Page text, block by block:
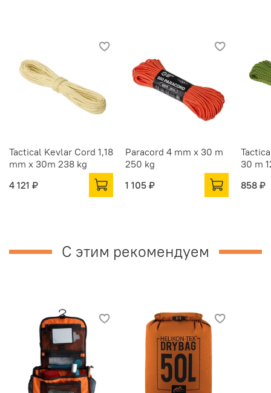
Tactical Kevlar Cord 1,18
mm x 30m 238 kg
4 121 ₽
Paracord 4 mm x 30 m
250 kg
1 105 ₽
30 m
858 ₽
С этим рекомендуем